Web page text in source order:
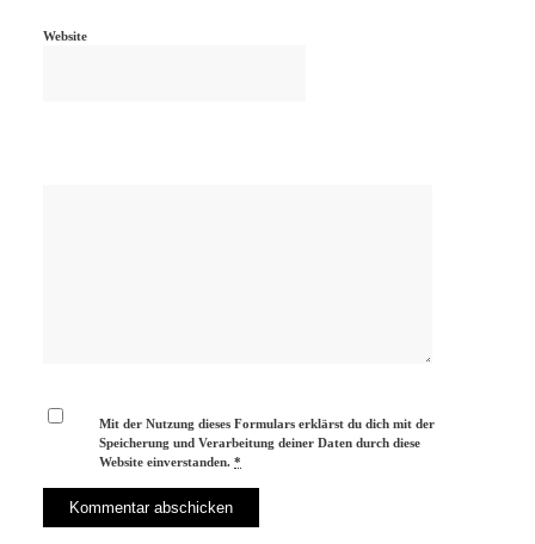
Website
Mit der Nutzung dieses Formulars erklärst du dich mit der
Speicherung und Verarbeitung deiner Daten durch diese
Website einverstanden.*